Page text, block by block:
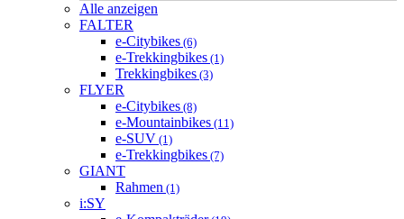
Alle anzeigen
FALTER
e-Citybikes (6)
e-Trekkingbikes (1)
Trekkingbikes (3)
FLYER
e-Citybikes (8)
e-Mountainbikes (11)
e-SUV (1)
e-Trekkingbikes (7)
GIANT
Rahmen (1)
i:SY